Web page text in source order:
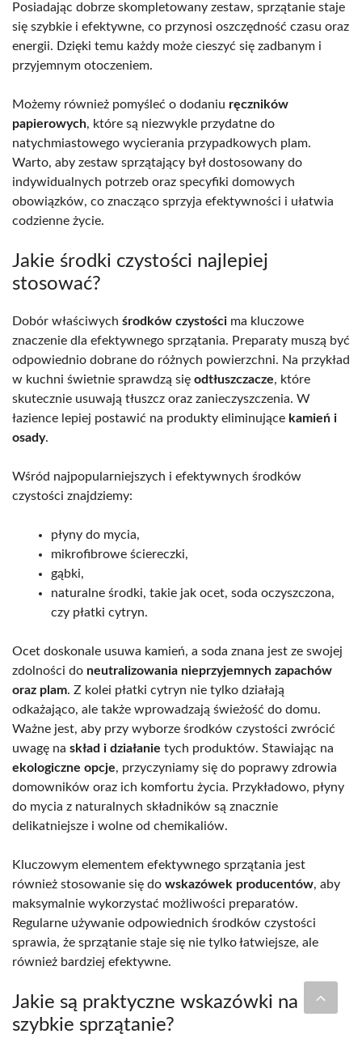
Posiadając dobrze skompletowany zestaw, sprzątanie staje
się szybkie i efektywne, co przynosi oszczędność czasu oraz
energii. Dzięki temu każdy może cieszyć się zadbanym i
przyjemnym otoczeniem.
Możemy również pomyśleć o dodaniu ręczników
papierowych, które są niezwykle przydatne do
natychmiastowego wycierania przypadkowych plam.
Warto, aby zestaw sprzątający był dostosowany do
indywidualnych potrzeb oraz specyfiki domowych
obowiązków, co znacząco sprzyja efektywności i ułatwia
codzienne życie.
Jakie środki czystości najlepiej
stosować?
Dobór właściwych środków czystości ma kluczowe
znaczenie dla efektywnego sprzątania. Preparaty muszą być
odpowiednio dobrane do różnych powierzchni. Na przykład
w kuchni świetnie sprawdzą się odtłuszczacze, które
skutecznie usuwają tłuszcz oraz zanieczyszczenia. W
łazience lepiej postawić na produkty eliminujące kamień i
osady.
Wśród najpopularniejszych i efektywnych środków
czystości znajdziemy:
płyny do mycia,
mikrofibrowe ściereczki,
gąbki,
naturalne środki, takie jak ocet, soda oczyszczona,
czy płatki cytryn.
Ocet doskonale usuwa kamień, a soda znana jest ze swojej
zdolności do neutralizowania nieprzyjemnych zapachów
oraz plam. Z kolei płatki cytryn nie tylko działają
odkażająco, ale także wprowadzają świeżość do domu.
Ważne jest, aby przy wyborze środków czystości zwrócić
uwagę na skład i działanie tych produktów. Stawiając na
ekologiczne opcje, przyczyniamy się do poprawy zdrowia
domowników oraz ich komfortu życia. Przykładowo, płyny
do mycia z naturalnych składników są znacznie
delikatniejsze i wolne od chemikaliów.
Kluczowym elementem efektywnego sprzątania jest
również stosowanie się do wskazówek producentów, aby
maksymalnie wykorzystać możliwości preparatów.
Regularne używanie odpowiednich środków czystości
sprawia, że sprzątanie staje się nie tylko łatwiejsze, ale
również bardziej efektywne.
Jakie są praktyczne wskazówki na
szybkie sprzątanie?